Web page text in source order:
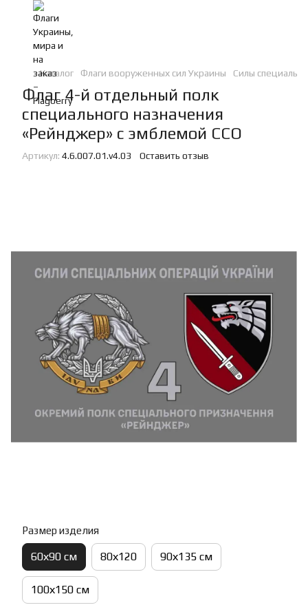
Каталог Флаги вооруженных сил Украины Силы
Флаг 4-й отдельный полк
специального назначения
«Рейнджер» с эмблемой ССО
Артикул: 4.6.007.01.v4.03 Оставить отзыв
Размер изделия
60х90 см 80х120 90х135 см
100х150 см